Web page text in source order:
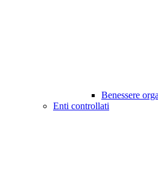
Benessere
Enti controllati